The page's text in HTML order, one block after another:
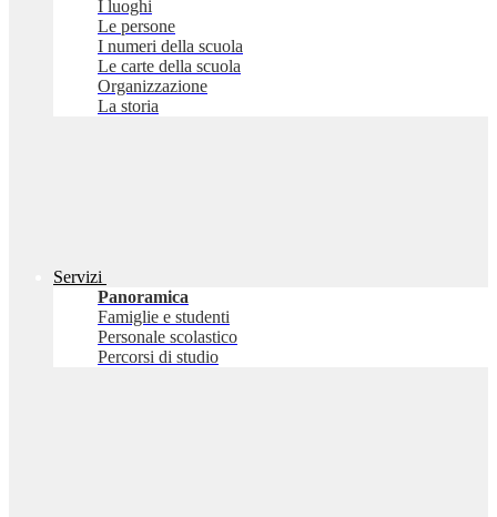
I luoghi
Le persone
I numeri della scuola
Le carte della scuola
Organizzazione
La storia
Servizi
Panoramica
Famiglie e studenti
Personale scolastico
Percorsi di studio